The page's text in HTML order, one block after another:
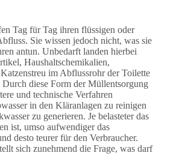
Tag für Tag ihren flüssigen oder
Sie wissen jedoch nicht, was sie
antun. Unbedarft landen hierbei
Haushaltschemikalien,
im Abflussrohr der Toilette
diese Form der Müllentsorgung
und technische Verfahren
in den Kläranlagen zu reinigen
zu generieren. Je belasteter das
ist, umso aufwendiger das
desto teurer für den Verbraucher.
sich zunehmend die Frage, was darf